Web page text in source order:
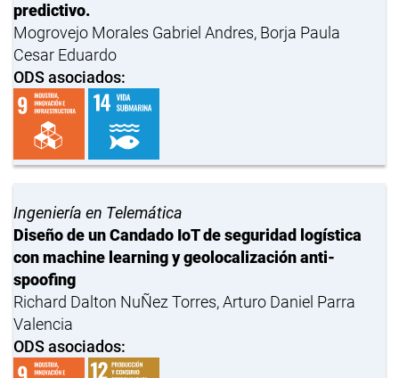
predictivo.
Mogrovejo Morales Gabriel Andres, Borja Paula
Cesar Eduardo
ODS asociados:
Ingeniería en Telemática
Diseño de un Candado IoT de seguridad logística
con machine learning y geolocalización anti-
spoofing
Richard Dalton NuÑez Torres, Arturo Daniel Parra
Valencia
ODS asociados: